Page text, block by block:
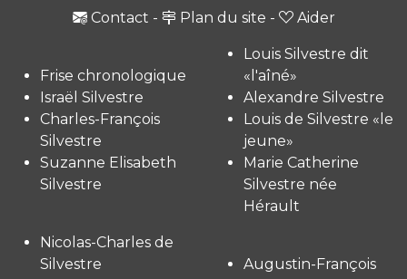
Contact - Plan du site - Aider
Frise chronologique
Israël Silvestre
Charles-François
Silvestre
Suzanne Elisabeth
Silvestre
Louis Silvestre dit
«l'aîné»
Alexandre Silvestre
Louis de Silvestre «le
jeune»
Marie Catherine
Silvestre née
Hérault
Nicolas-Charles de
Silvestre
Augustin-François